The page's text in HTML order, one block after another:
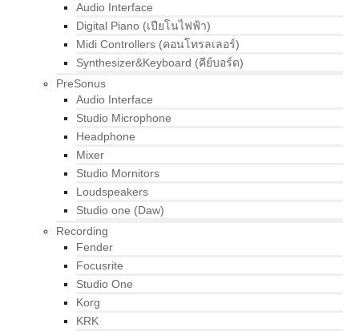
Audio Interface
Digital Piano (เปียโนไฟฟ้า)
Midi Controllers (คอนโทรลเลอร์)
Synthesizer&Keyboard (คีย์บอร์ด)
PreSonus
Audio Interface
Studio Microphone
Headphone
Mixer
Studio Mornitors
Loudspeakers
Studio one (Daw)
Recording
Fender
Focusrite
Studio One
Korg
KRK